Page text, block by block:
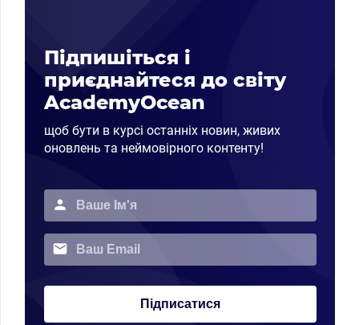
Підпишіться і
приєднайтеся до світу
AcademyOcean
щоб бути в курсі останніх новин, живих
оновлень та неймовірного контенту!
Підписатися